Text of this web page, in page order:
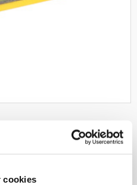
cookies
10mm